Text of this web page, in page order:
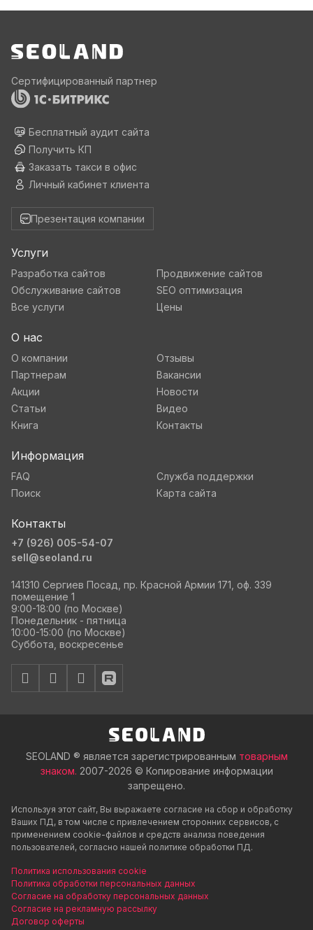
Сертифицированный партнер
Бесплатный аудит сайта
Получить КП
Заказать такси в офис
Личный кабинет клиента
Презентация компании
Услуги
Разработка сайтов
Продвижение сайтов
Обслуживание сайтов
SEO оптимизация
Все услуги
Цены
О нас
О компании
Отзывы
Партнерам
Вакансии
Акции
Новости
Статьи
Видео
Книга
Контакты
Информация
FAQ
Служба поддержки
Поиск
Карта сайта
Контакты
+7 (926) 005-54-07
sell@seoland.ru
141310 Сергиев Посад, пр. Красной Армии 171, оф. 339
помещение 1
9:00-18:00 (по Москве)
Понедельник - пятница
10:00-15:00 (по Москве)
Суббота, воскресенье
SEOLAND ® является зарегистрированным товарным
знаком. 2007-2026 © Копирование информации
запрещено.
Используя этот сайт, Вы выражаете согласие на сбор и обработку
Ваших ПД, в том числе с привлечением сторонних сервисов, с
применением cookie-файлов и средств анализа поведения
пользователей, согласно нашей политике обработки ПД.
Политика использования cookie
Политика обработки персональных данных
Согласие на обработку персональных данных
Согласие на рекламную рассылку
Договор оферты